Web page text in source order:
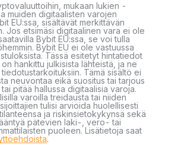
mukaan lukien -
muiden digitaalisten varojen
EU:ssa, sisältävät merkittävän
Jos etsimäsi digitaalinen vara ei ole
Bybit EU:ssa, se voi tulla
Bybit EU ei ole vastuussa
Tässä esitetyt hintatiedot
hankittu julkisista lähteistä, ja ne
Tämä sisältö ei
neuvontaa eikä suositus tai tarjous
pitää hallussa digitaalisia varoja.
varoilla treidausta tai niiden
tulisi arvioida huolellisesti
ja riskinsietokykynsä sekä
pätevien laki-, vero- tai
puoleen. Lisätietoja saat
.